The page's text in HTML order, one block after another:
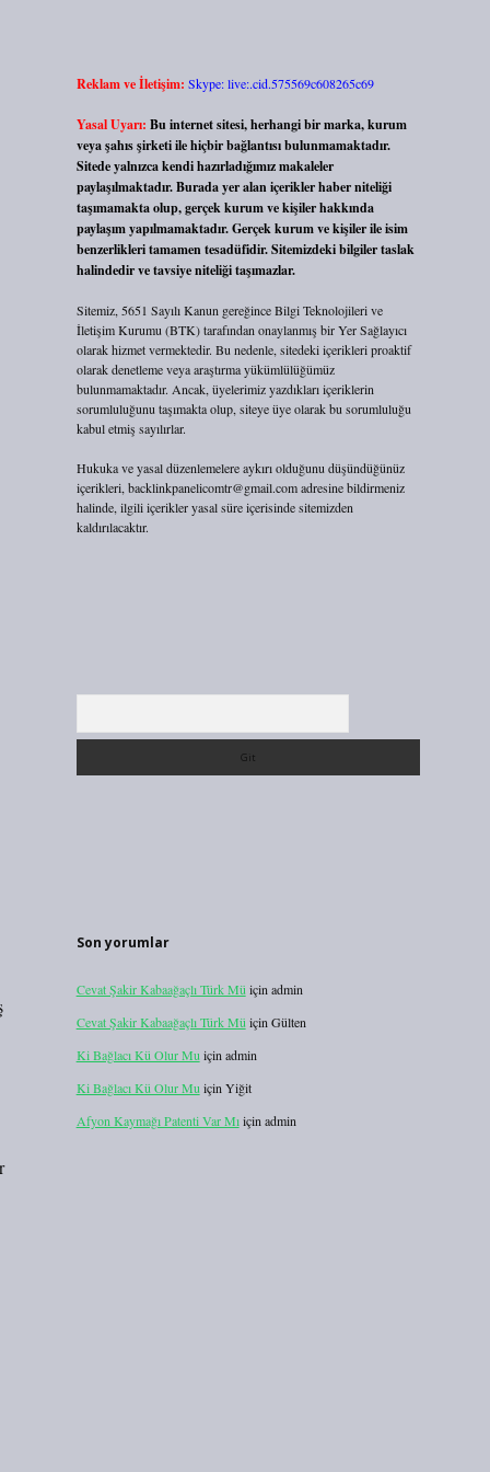
Reklam ve İletişim: Skype: live:.cid.575569c608265c69
Yasal Uyarı: Bu internet sitesi, herhangi bir marka, kurum
veya şahıs şirketi ile hiçbir bağlantısı bulunmamaktadır.
Sitede yalnızca kendi hazırladığımız makaleler
paylaşılmaktadır. Burada yer alan içerikler haber niteliği
taşımamakta olup, gerçek kurum ve kişiler hakkında
paylaşım yapılmamaktadır. Gerçek kurum ve kişiler ile isim
benzerlikleri tamamen tesadüfidir. Sitemizdeki bilgiler taslak
halindedir ve tavsiye niteliği taşımazlar.
Sitemiz, 5651 Sayılı Kanun gereğince Bilgi Teknolojileri ve
İletişim Kurumu (BTK) tarafından onaylanmış bir Yer Sağlayıcı
olarak hizmet vermektedir. Bu nedenle, sitedeki içerikleri proaktif
olarak denetleme veya araştırma yükümlülüğümüz
bulunmamaktadır. Ancak, üyelerimiz yazdıkları içeriklerin
sorumluluğunu taşımakta olup, siteye üye olarak bu sorumluluğu
kabul etmiş sayılırlar.
Hukuka ve yasal düzenlemelere aykırı olduğunu düşündüğünüz
içerikleri, backlinkpanelicomtr@gmail.comadresine bildirmeniz
halinde, ilgili içerikler yasal süre içerisinde sitemizden
kaldırılacaktır.
Son yorumlar
Cevat Şakir Kabaağaçlı Türk Mü için admin
Cevat Şakir Kabaağaçlı Türk Mü için Gülten
Ki Bağlacı Kü Olur Mu için admin
Ki Bağlacı Kü Olur Mu için Yiğit
Afyon Kaymağı Patenti Var Mıiçin admin